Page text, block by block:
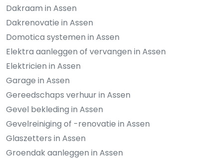
Dakraam in Assen
Dakrenovatie in Assen
Domotica systemen in Assen
Elektra aanleggen of vervangen in Assen
Elektricien in Assen
Garage in Assen
Gereedschaps verhuur in Assen
Gevel bekleding in Assen
Gevelreiniging of -renovatie in Assen
Glaszetters in Assen
Groendak aanleggen in Assen